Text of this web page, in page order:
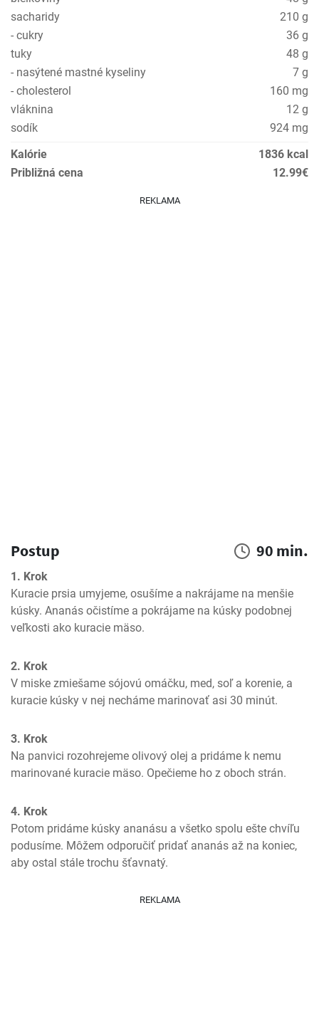
sacharidy
210 g
- cukry
36 g
tuky
48 g
- nasýtené mastné kyseliny
7 g
- cholesterol
160 mg
vláknina
12 g
sodík
924 mg
Kalórie
1836 kcal
Približná cena
12.99€
REKLAMA
Postup 90 min.
1. Krok
Kuracie prsia umyjeme, osušíme a nakrájame na menšie
kúsky. Ananás očistíme a pokrájame na kúsky podobnej
veľkosti ako kuracie mäso.
2. Krok
V miske zmiešame sójovú omáčku, med, soľ a korenie, a
kuracie kúsky v nej necháme marinovať asi 30 minút.
3. Krok
Na panvici rozohrejeme olivový olej a pridáme k nemu
marinované kuracie mäso. Opečieme ho z oboch strán.
4. Krok
Potom pridáme kúsky ananásu a všetko spolu ešte chvíľu
podusíme. Môžem odporučiť pridať ananás až na koniec,
aby ostal stále trochu šťavnatý.
REKLAMA